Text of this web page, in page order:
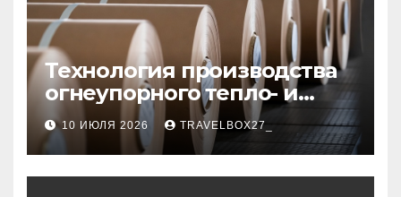
Технология производства
огнеупорного тепло- и
звукоизоляционного
картона из
муллитокремнеземистого
волокна
10 ИЮЛЯ 2026 TRAVELBOX27_